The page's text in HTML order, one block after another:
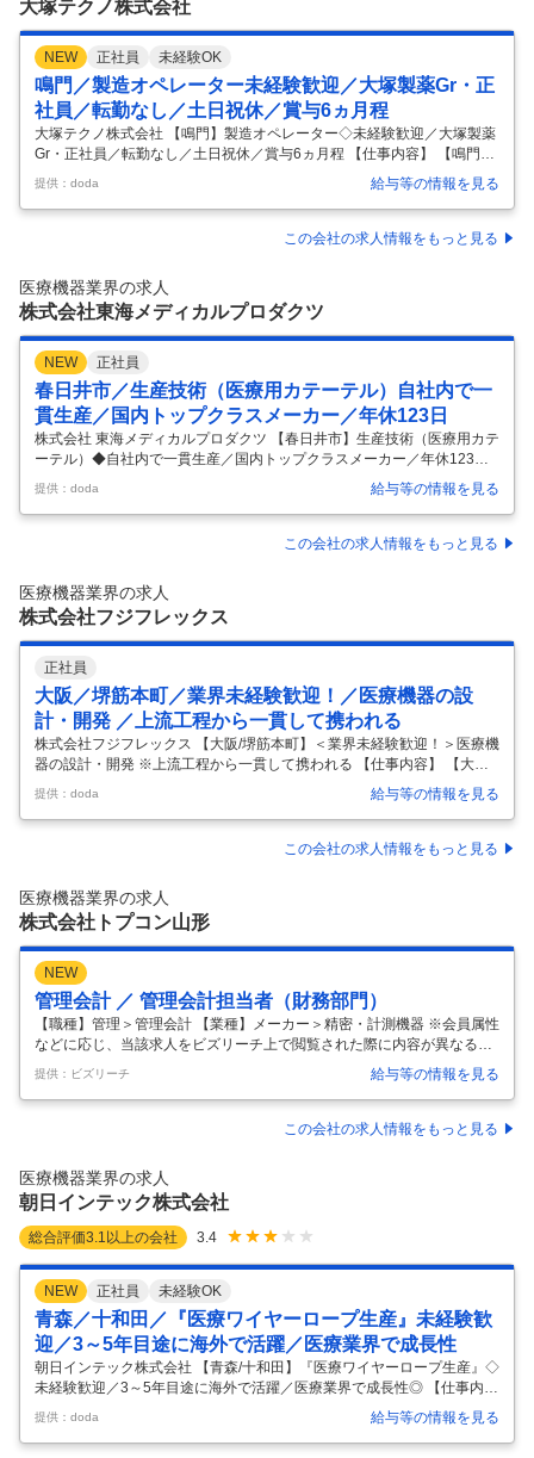
大塚テクノ株式会社
NEW 正社員 未経験OK
鳴門／製造オペレーター未経験歓迎／大塚製薬Gr・正
社員／転勤なし／土日祝休／賞与6ヵ月程
大塚テクノ株式会社 【鳴門】製造オペレーター◇未経験歓迎／大塚製薬
Gr・正社員／転勤なし／土日祝休／賞与6ヵ月程 【仕事内容】 【鳴門】
製造オペレーター◇未経験歓迎／大塚製薬Gr・正社員／転勤なし／土日
祝休／賞与6ヵ月程 【具体的な仕事内容】 【大塚製薬グループ／経済産
業省認定「グローバルニッチトップ企業100選」選出／売上102億・従業
員436名／業界のリーディングカンパニー】 ■業務内容： 鳴門工場は精
を製造する機械のオペレーター業務を担当していただきます。 ・マ
提供：doda 給与等の情報を見る
この会社の求人情報をもっと見る
医療機器業界の求人
株式会社東海メディカルプロダクツ
NEW 正社員
春日井市／生産技術（医療用カテーテル）自社内で一
貫生産／国内トップクラスメーカー／年休123日
株式会社 東海メディカルプロダクツ 【春日井市】生産技術（医療用カテ
ーテル）◆自社内で一貫生産／国内トップクラスメーカー／年休123日
【仕事内容】 【春日井市】生産技術（医療用カテーテル）◆自社内で一
貫生産／国内トップクラスメーカー／年休123日 【具体的な仕事内容】
～年休123日（土日祝）／転勤なし／自社内で企画･製造･販売すべて一
貫生産／市場シェア9割を超える製品も多数◎「一人でも多くの生命を
造設備の開発 製造工程に導入する設備業務が主なお仕事になります。
提供：doda 給与等の情報を見る
この会社の求人情報をもっと見る
医療機器業界の求人
株式会社フジフレックス
正社員
大阪／堺筋本町／業界未経験歓迎！／医療機器の設
計・開発 ／上流工程から一貫して携われる
株式会社フジフレックス 【大阪/堺筋本町】＜業界未経験歓迎！＞医療機
器の設計・開発 ※上流工程から一貫して携われる 【仕事内容】 【大阪/
堺筋本町】＜業界未経験歓迎！＞医療機器の設計・開発 ※上流工程から
一貫して携われる 【具体的な仕事内容】 ■業務内容： 医療用機器の開
発・製造をしている同社にて、設計や開発業務をご担当頂きます。OEM
から自社開発まで幅広い案件を扱っており、医療現場の多様なニーズに
た開発にも携わっていただきます。 ＜具体的には…＞ ・営業部から医療
現…
提供：doda 給与等の情報を見る
この会社の求人情報をもっと見る
医療機器業界の求人
株式会社トプコン山形
NEW
管理会計 ／ 管理会計担当者（財務部門）
【職種】管理＞管理会計 【業種】メーカー＞精密・計測機器 ※会員属性
などに応じ、当該求人をビズリーチ上で閲覧された際に内容が異なる場
合があります 財務部門の管理会計担当者として、以下の業務をお願いい
たします。 ・現場との連携を図って原価データの収集・分析、製造コス
トの透明性確保。 ・原価計算のプロセス改善および業務フローの最適
化。 ・損益管理のための予実管理、および経営の戦略的意思決定をサポ
提供：ビズリーチ 給与等の情報を見る
この会社の求人情報をもっと見る
医療機器業界の求人
朝日インテック株式会社
総合評価3.1 以上の会社 3.4
NEW 正社員 未経験OK
青森／十和田／『医療ワイヤーロープ生産』未経験歓
迎／3～5年目途に海外で活躍／医療業界で成長性
朝日インテック株式会社 【青森/十和田】『医療ワイヤーロープ生産』◇
未経験歓迎／3～5年目途に海外で活躍／医療業界で成長性◎ 【仕事内
容】 【青森/十和田】『医療ワイヤーロープ生産』◇未経験歓迎／3～5
年目途に海外で活躍／医療業界で成長性◎ 【具体的な仕事内容】 【未経
験歓迎／医療部材や産業機器用部材で使われるワイヤーロープの技術者
提供：doda 給与等の情報を見る